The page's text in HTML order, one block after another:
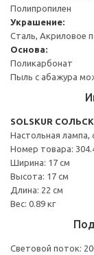
Полипропилен
Украшение:
Сталь, Акриловое
Основа:
Поликарбонат
Пыль с абажура
SOLSKUR
Настольная лампа,
Номер товара:
Ширина: 17 см
Высота: 17 см
Длина: 22 см
Вес: 0.89 кг
Световой поток: